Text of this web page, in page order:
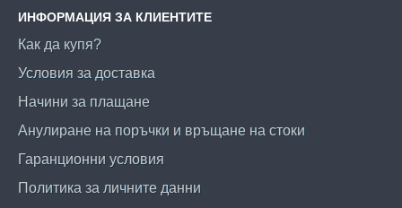
ИНФОРМАЦИЯ ЗА КЛИЕНТИТЕ
Как да купя?
Условия за доставка
Начини за плащане
Анулиране на поръчки и връщане на стоки
Гаранционни условия
Политика за личните данни